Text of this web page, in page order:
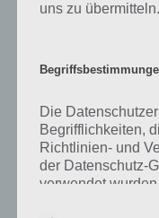
Mehr
uns zu übermitteln.
Die
Begrifflichkeiten,
Richtlinien- und
der Datenschutz-
verwendet